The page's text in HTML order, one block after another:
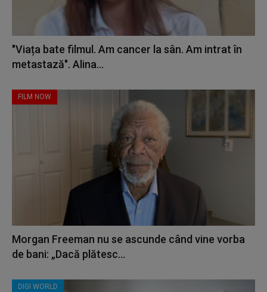
"Viața bate filmul. Am cancer la sân. Am intrat în
metastază". Alina...
FILM NOW
Morgan Freeman nu se ascunde când vine vorba
de bani: „Dacă plătesc...
DIGI WORLD